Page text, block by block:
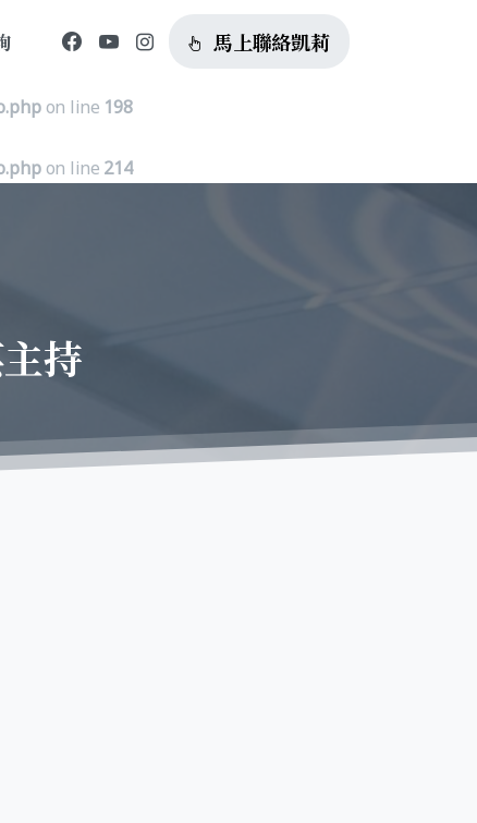
馬上聯絡凱莉
on line185
on line 198
on line 214
持